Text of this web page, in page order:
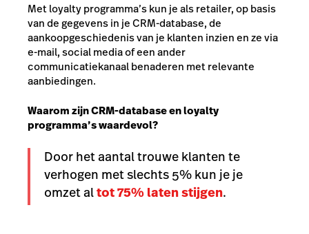
Met loyalty programma’s kun je als retailer, op basis
van de gegevens in je CRM-database, de
aankoopgeschiedenis van je klanten inzien en ze via
e-mail, social media of een ander
communicatiekanaal benaderen met relevante
aanbiedingen.
Waarom zijn CRM-database en loyalty
programma’s waardevol?
Door het aantal trouwe klanten te
verhogen met slechts 5% kun je je
omzet altot 75% laten stijgen.